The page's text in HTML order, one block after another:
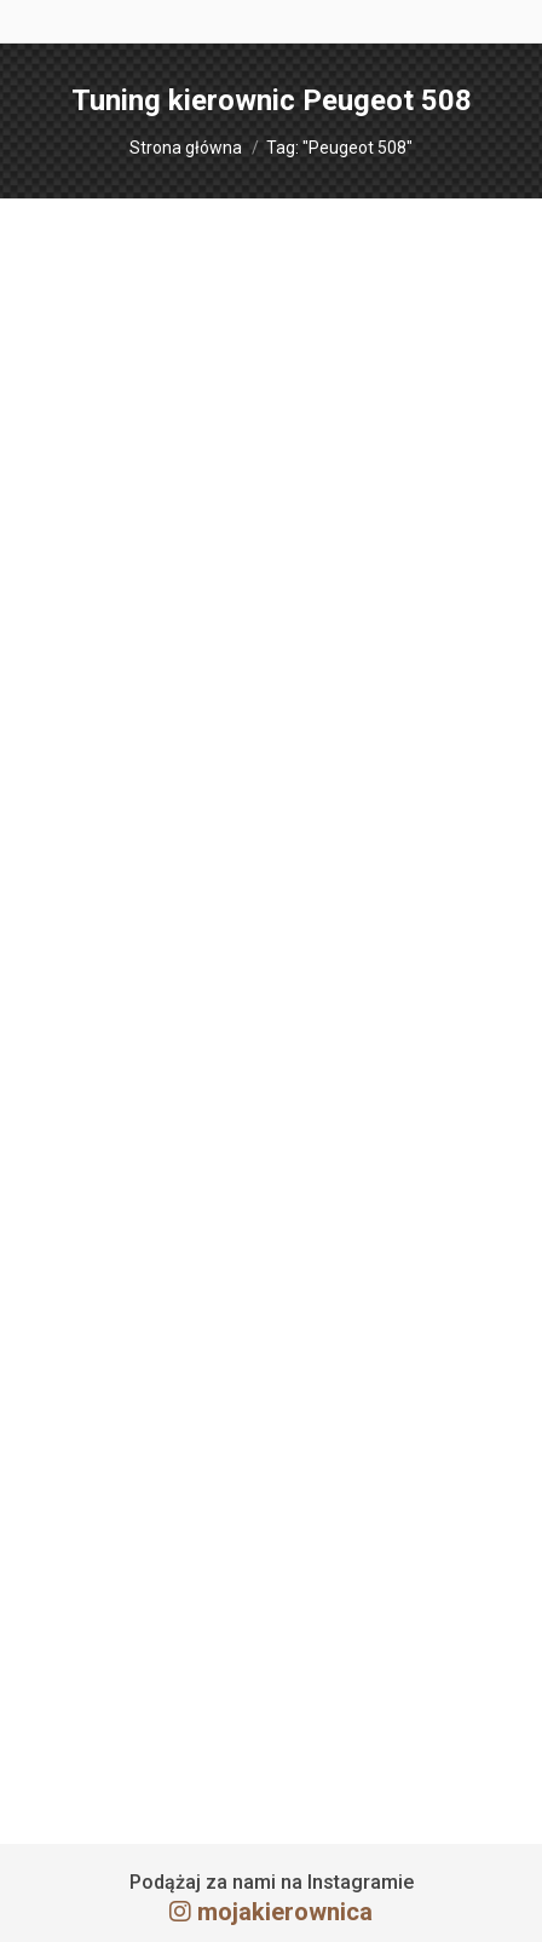
Tuning kierownic Peugeot 508
Jesteś tutaj:
Strona główna Tag: "Peugeot 508"
Podążaj za nami na Instagramie
mojakierownica